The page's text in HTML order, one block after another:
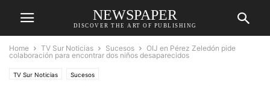
NEWSPAPER
DISCOVER THE ART OF PUBLISHING
Home TV Sur Noticias Sucesos
OIJ en Pérez Zeledón pide
colaboración para encontrar dos niños desaparecidos
TV Sur Noticias Sucesos